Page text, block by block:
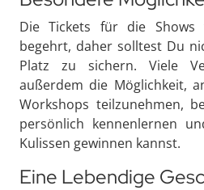
Die Tickets für die
begehrt, daher solltest Du
Platz zu sichern. Viele
außerdem die Möglichkeit,
Workshops teilzunehmen,
persönlich kennenlernen
Kulissen gewinnen kannst.
Eine Lebendige